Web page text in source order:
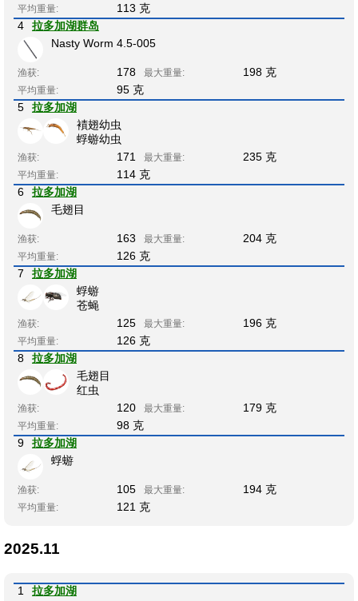
平均重量:
113 克
4
拉多加湖群岛
Nasty Worm 4.5-005
渔获: 178 最大重量: 198 克
平均重量:
95 克
5
拉多加湖
襀翅幼虫
蜉蝣幼虫
渔获: 171 最大重量: 235 克
平均重量:
114 克
6
拉多加湖
毛翅目
渔获: 163 最大重量: 204 克
平均重量:
126 克
7
拉多加湖
蜉蝣
苍蝇
渔获: 125 最大重量: 196 克
平均重量:
126 克
8
拉多加湖
毛翅目
红虫
渔获: 120 最大重量: 179 克
平均重量:
98 克
9
拉多加湖
蜉蝣
渔获: 105 最大重量: 194 克
平均重量: 121 克
2025.11
1
拉多加湖